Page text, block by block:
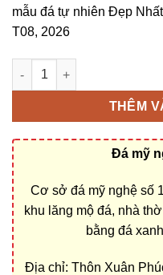
mẫu đá tự nhiên Đẹp
T08, 2026
Cơ sở chế tác, xây dựng,
THÊM
Đá mỹ
Cơ sở đá mỹ nghệ số
khu lăng mộ đá, nhà
bằng đá
Địa chỉ: Thôn Xuân